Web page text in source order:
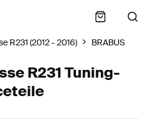
R231 (2012 - 2016) BRABUS
R231 Tuning-